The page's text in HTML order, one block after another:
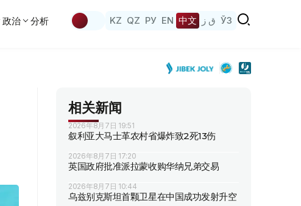
政治 分析 KZ QZ РУ EN 中文 ق ز ЎЗ
相关新闻
2026年8月7日 19:51
叙利亚大马士革农村省爆炸致2死13伤
2026年8月7日 17:20
英国政府批准派拉蒙收购华纳兄弟交易
2026年8月7日 10:44
乌兹别克斯坦首颗卫星在中国成功发射升空